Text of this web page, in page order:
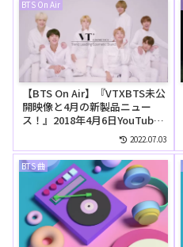
BTS On Air
【BTS On Air】『VTXBTS未公
開映像と4月の新製品ニュー
ス！』2018年4月6日YouTube
に公開された【動画】 2022.07.03
BTS 曲